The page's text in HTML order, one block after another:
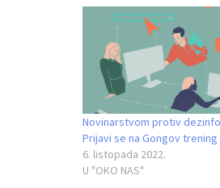
Novinarstvom protiv
Prijavi se na Gongov trening
6. listopada 2022.
U "OKO NAS"